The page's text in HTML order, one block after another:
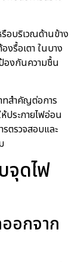
รือบริเวณด้านข้าง
งรื้อเตา ในบาง
องกันความชื้น
สำคัญต่อการ
ประกายไฟอ่อน
ตรวจสอบและ
จุดไฟ
อกจาก